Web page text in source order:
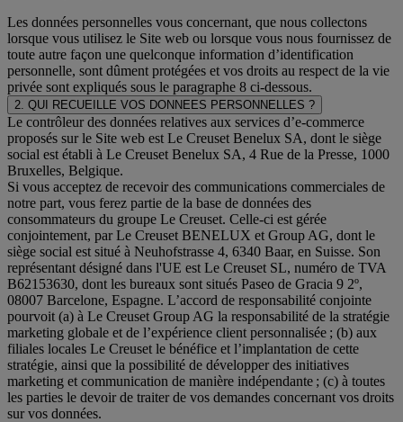
Les données personnelles vous concernant, que nous collectons
lorsque vous utilisez le Site web ou lorsque vous nous fournissez de
toute autre façon une quelconque information d’identification
personnelle, sont dûment protégées et vos droits au respect de la vie
privée sont expliqués sous le paragraphe 8 ci-dessous.
2. QUI RECUEILLE VOS DONNEES PERSONNELLES ?
Le contrôleur des données relatives aux services d’e-commerce
proposés sur le Site web est Le Creuset Benelux SA, dont le siège
social est établi à Le Creuset Benelux SA, 4 Rue de la Presse, 1000
Bruxelles, Belgique.
Si vous acceptez de recevoir des communications commerciales de
notre part, vous ferez partie de la base de données des
consommateurs du groupe Le Creuset. Celle-ci est gérée
conjointement, par Le Creuset BENELUX et Group AG, dont le
siège social est situé à Neuhofstrasse 4, 6340 Baar, en Suisse. Son
représentant désigné dans l'UE est Le Creuset SL, numéro de TVA
B62153630, dont les bureaux sont situés Paseo de Gracia 9 2º,
08007 Barcelone, Espagne. L’accord de responsabilité conjointe
pourvoit (a) à Le Creuset Group AG la responsabilité de la stratégie
marketing globale et de l’expérience client personnalisée ; (b) aux
filiales locales Le Creuset le bénéfice et l’implantation de cette
stratégie, ainsi que la possibilité de développer des initiatives
marketing et communication de manière indépendante ; (c) à toutes
les parties le devoir de traiter de vos demandes concernant vos droits
sur vos données.